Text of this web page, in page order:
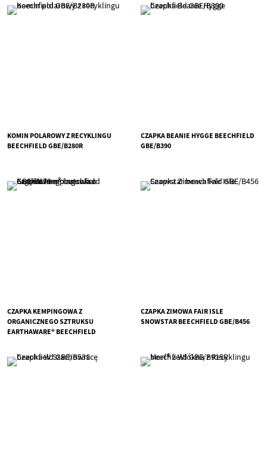
KOMIN POLAROWY Z RECYKLINGU
BEECHFIELD GBE/B280R
CZAPKA BEANIE HYGGE BEECHFIELD
GBE/B390
CZAPKA KEMPINGOWA Z
ORGANICZNEGO SZTRUKSU
EARTHAWARE® BEECHFIELD
CZAPKA ZIMOWA FAIR ISLE
SNOWSTAR BEECHFIELD GBE/B456